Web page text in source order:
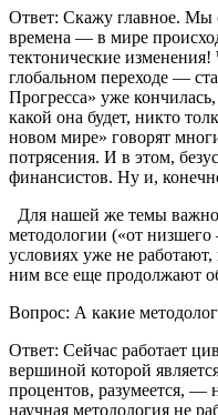
Ответ: Скажу главное. Мы
времена — в мире
тектонические
глобальном переходе —
Прогресса» уже
какой она будет, никто
новом мире» говорят
потрясения. И в этом,
финансистов. Ну и,
Для нашей же темы
методологии («от
условиях уже не
ним все еще продолжают
Вопрос: А какие
Ответ: Сейчас работает
вершиной которой
процентов, разумеется, —
научная методология не